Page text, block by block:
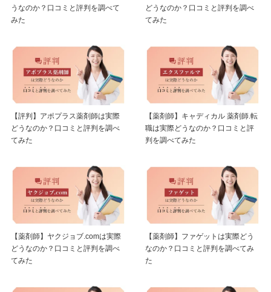
うなのか？口コミと評判を調べて
みた
どうなのか？口コミと評判を調べ
てみた
【評判】アポプラス薬剤師は実際
どうなのか？口コミと評判を調べ
てみた
【薬剤師】キャディカル 薬剤師.転
職は実際どうなのか？口コミと評
判を調べてみた
【薬剤師】ヤクジョブ.comは実際
どうなのか？口コミと評判を調べ
てみた
【薬剤師】ファゲットは実際どう
なのか？口コミと評判を調べてみ
た